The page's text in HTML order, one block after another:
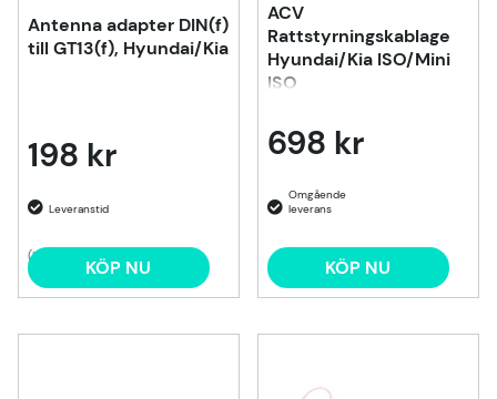
Antenna adapter DIN(f)
till GT13(f), Hyundai/Kia
198 kr
(1) KÖP NU
ACV
Rattstyrningskablage
Hyundai/Kia ISO/Mini
ISO
698 kr
KÖP NU